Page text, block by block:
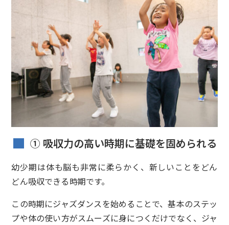
① 吸収力の高い時期に基礎を固められる
幼少期は体も脳も非常に柔らかく、新しいことをどん
どん吸収できる時期です。
この時期にジャズダンスを始めることで、基本のステッ
プや体の使い方がスムーズに身につくだけでなく、ジャ